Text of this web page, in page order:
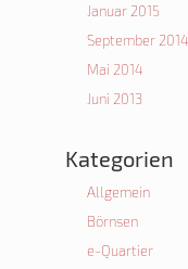
Januar 2015
September 2014
Mai 2014
Juni 2013
Kategorien
Allgemein
Börnsen
e-Quartier